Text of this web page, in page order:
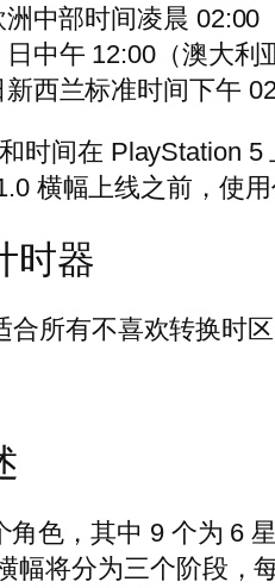
洲中部时间凌晨 02:00
中午 12:00（澳大利
西兰标准时间下午
时间在 PlayStation
横幅上线之前，使
时器
所有不喜欢转换时区
角色，其中 9 个为 6
幅将分为三个阶段